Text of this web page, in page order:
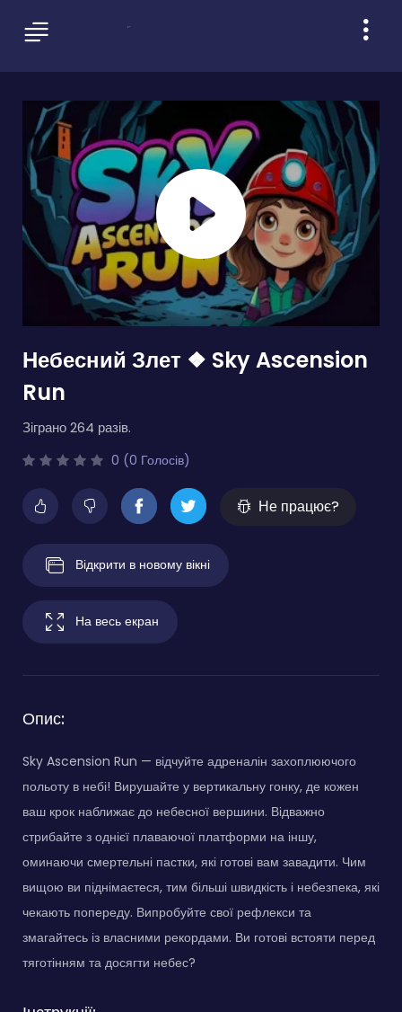
Небесний Злет ❖ Sky Ascension
Run
Зіграно 264 разів.
0 (0 Голосів)
Не працює?
Відкрити в новому вікні
На весь екран
Опис:
Sky Ascension Run — відчуйте адреналін захоплюючого
польоту в небі! Вирушайте у вертикальну гонку, де кожен
ваш крок наближає до небесної вершини. Відважно
стрибайте з однієї плаваючої платформи на іншу,
оминаючи смертельні пастки, які готові вам завадити. Чим
вищою ви піднімаєтеся, тим більші швидкість і небезпека, які
чекають попереду. Випробуйте свої рефлекси та
змагайтесь із власними рекордами. Ви готові встояти перед
тяготінням та досягти небес?